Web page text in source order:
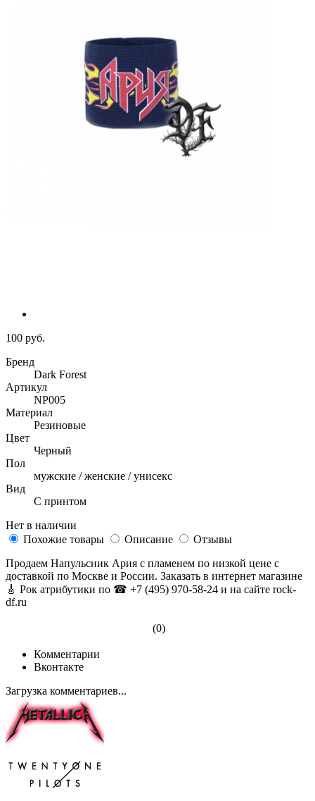
100 руб.
Бренд
Dark Forest
Артикул
NP005
Материал
Резиновые
Цвет
Черный
Пол
мужские / женские / унисекс
Вид
С принтом
Нет в наличии
Похожие товары
Описание
Отзывы
Продаем Напульсник Ария с пламенем по низкой цене с
доставкой по Москве и России. Заказать в интернет магазине
🎸 Рок атрибутики по ☎ +7 (495) 970-58-24 и на сайте rock-
df.ru
(0)
Комментарии
Вконтакте
Загрузка комментариев...